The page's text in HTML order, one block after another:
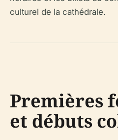
culturel de la cathédrale.
Premières
et débuts